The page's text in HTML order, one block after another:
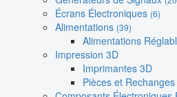
Écrans Électroniques (6)
Alimentations (39)
Alimentations
Impression 3D
Imprimantes 3D
Pièces et